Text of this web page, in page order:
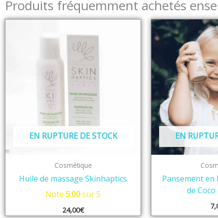
Produits fréquemment achetés
EN RUPTURE DE STOCK
Cosmétique
Huile de massage Skinhaptics
Note 5.00sur 5
24,00€
EN
Pansement
de